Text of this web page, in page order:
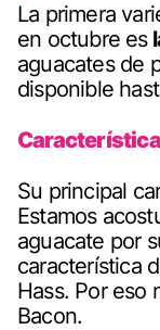
La primera
en octubre es
aguacates de
disponible
Su principal
Estamos
aguacate por
característica
Hass. Por eso
Bacon.